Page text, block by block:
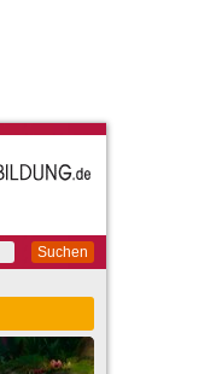
Suchen